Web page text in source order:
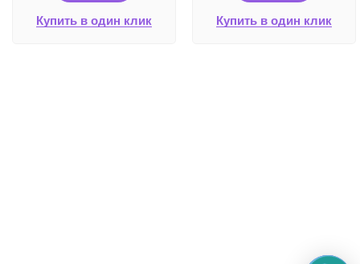
Купить в один клик Купить в один клик